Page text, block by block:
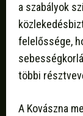
a szabályok
felelőssége,
többi
A Kovászna